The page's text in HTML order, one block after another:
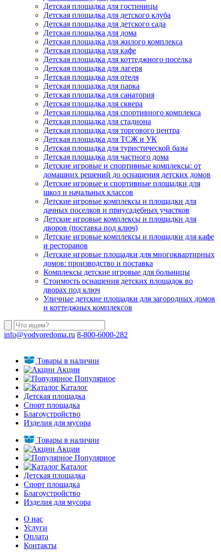
Детская площадка для гостиницы
Детская площадка для детского клуба
Детская площадка для детского сада
Детская площадка для дома
Детская площадка для жилого комплекса
Детская площадка для кафе
Детская площадка для коттеджного поселка
Детская площадка для лагеря
Детская площадка для отеля
Детская площадка для парка
Детская площадка для санатория
Детская площадка для сквера
Детская площадка для спортивного комплекса
Детская площадка для стадиона
Детская площадка для торгового центра
Детская площадка для ТСЖ и УК
Детская площадка для туристической базы
Детская площадка для частного дома
Детские игровые и спортивные комплексы: от
домашних решений до оснащения детских домов
Детские игровые и спортивные площадки для
школ и начальных классов
Детские игровые комплексы и площадки для
дачных поселков и приусадебных участков
Детские игровые комплексы и площадки для
дворов (поставка под ключ)
Детские игровые комплексы и площадки для кафе
и ресторанов
Детские игровые площадки для многоквартирных
домов: производство и поставка
Комплексы детские игровые для больницы
Стоимость оснащения детских площадок во
дворах под ключ
Уличные детские площадки для загородных домов
и коттеджных комплексов
info@vodvoredoma.ru 8-800-6000-282
Товары в наличии
Акции
Популярное
Каталог
Детская площадка
Спорт площадка
Благоустройство
Изделия для мусора
Товары в наличии
Акции
Популярное
Каталог
Детская площадка
Спорт площадка
Благоустройство
Изделия для мусора
О нас
Услуги
Оплата
Контакты